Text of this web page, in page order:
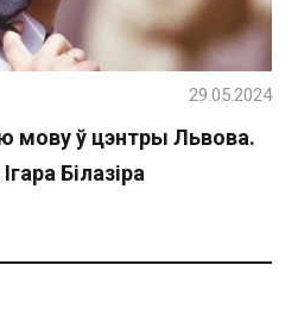
мову ў цэнтры Львова.
Білазіра
29.05.2024